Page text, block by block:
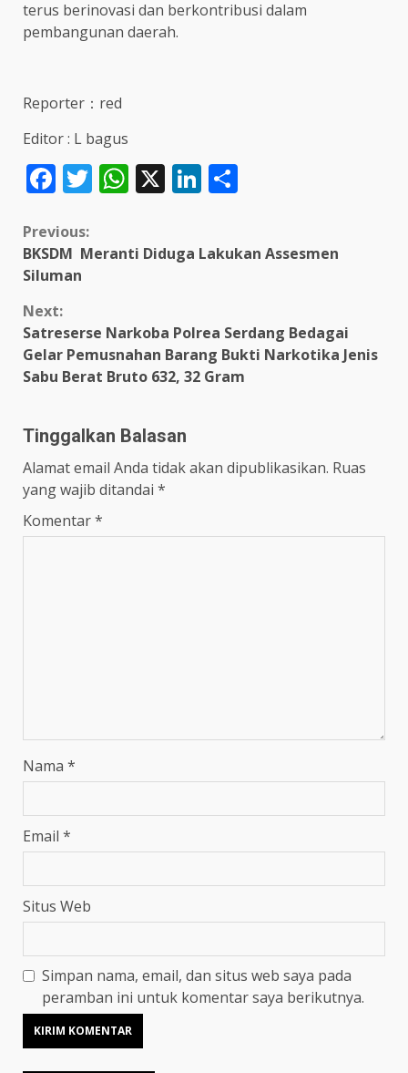
terus berinovasi dan berkontribusi dalam
pembangunan daerah.
Reporter：red
Editor : L bagus
Facebook
Twitter
WhatsApp
X LinkedIn
Continue
Reading
Previous:
BKSDM Meranti Diduga Lakukan Assesmen
Siluman
Next:
Satreserse Narkoba Polrea Serdang Bedagai
Gelar Pemusnahan Barang Bukti Narkotika Jenis
Sabu Berat Bruto 632, 32 Gram
Tinggalkan Balasan
Alamat email Anda tidak akan dipublikasikan. Ruas
yang wajib ditandai *
Komentar*
Nama *
Email *
Situs Web
Simpan nama, email, dan situs web saya pada
peramban ini untuk komentar saya berikutnya.